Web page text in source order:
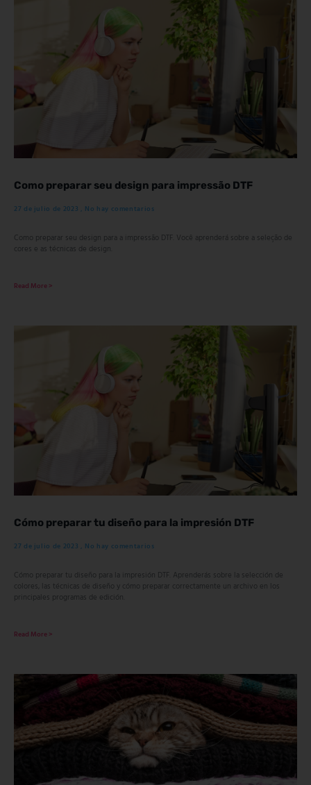
Como preparar seu design para impressão DTF
27 de julio de 2023 No hay comentarios
Como preparar seu design para a impressão DTF. Você aprenderá sobre a seleção de
cores e as técnicas de design.
Read More >
Cómo preparar tu diseño para la impresión DTF
27 de julio de 2023 No hay comentarios
Cómo preparar tu diseño para la impresión DTF. Aprenderás sobre la selección de
colores, las técnicas de diseño y cómo preparar correctamente un archivo en los
principales programas de edición.
Read More >